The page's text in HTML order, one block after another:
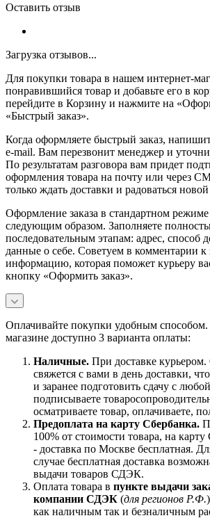
Оставить отзыв
Загрузка отзывов...
Для покупки товара в нашем интернет-
понравившийся товар и добавьте его в
перейдите в Корзину и нажмите на
«Быстрый заказ».
Когда оформляете быстрый заказ,
e-mail. Вам перезвонит менеджер и
По результатам разговора вам придет
оформления товара на почту или через
только ждать доставки и радоваться
Оформление заказа в стандартном
следующим образом. Заполняете
последовательным этапам: адрес, способ
данные о себе. Советуем в комментарии к
информацию, которая поможет курьеру
кнопку «Оформить заказ».
Оплачивайте покупки удобным
магазине доступно 3 варианта оплаты:
Наличные. При доставке
свяжется с вами в день доставки,
и заранее подготовить сдачу с
подписываете
осматриваете товар, оплачиваете,
Предоплата на карту Сбербанка.
100% от стоимости товара, на карту
- доставка по Москве бесплатная.
случае бесплатная доставка
выдачи товаров СДЭК.
Оплата товара в пункте выдачи
компании СДЭК (для регионов Р.Ф.
как наличным так и безналичным